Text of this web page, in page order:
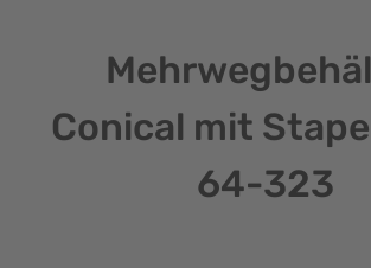
Conical mit
64-323